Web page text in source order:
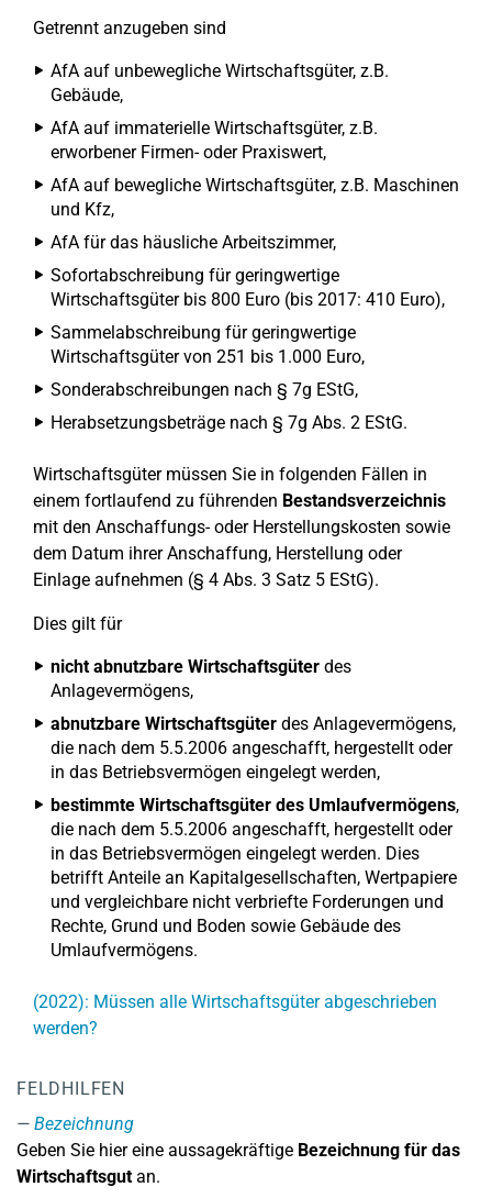
Getrennt anzugeben sind
AfA auf unbewegliche Wirtschaftsgüter, z.B.
Gebäude,
AfA auf immaterielle Wirtschaftsgüter, z.B.
erworbener Firmen- oder Praxiswert,
AfA auf bewegliche Wirtschaftsgüter, z.B. Maschinen
und Kfz,
AfA für das häusliche Arbeitszimmer,
Sofortabschreibung für geringwertige
Wirtschaftsgüter bis 800 Euro (bis 2017: 410 Euro),
Sammelabschreibung für geringwertige
Wirtschaftsgüter von 251 bis 1.000 Euro,
Sonderabschreibungen nach § 7g EStG,
Herabsetzungsbeträge nach § 7g Abs. 2 EStG.
Wirtschaftsgüter müssen Sie in folgenden Fällen in
einem fortlaufend zu führenden Bestandsverzeichnis
mit den Anschaffungs- oder Herstellungskosten sowie
dem Datum ihrer Anschaffung, Herstellung oder
Einlage aufnehmen (§ 4 Abs. 3 Satz 5 EStG).
Dies gilt für
nicht abnutzbare Wirtschaftsgüter des
Anlagevermögens,
abnutzbare Wirtschaftsgüter des Anlagevermögens,
die nach dem 5.5.2006 angeschafft, hergestellt oder
in das Betriebsvermögen eingelegt werden,
bestimmte Wirtschaftsgüter des Umlaufvermögens,
die nach dem 5.5.2006 angeschafft, hergestellt oder
in das Betriebsvermögen eingelegt werden. Dies
betrifft Anteile an Kapitalgesellschaften, Wertpapiere
und vergleichbare nicht verbriefte Forderungen und
Rechte, Grund und Boden sowie Gebäude des
Umlaufvermögens.
(2022): Müssen alle Wirtschaftsgüter abgeschrieben
werden?
FELDHILFEN
Bezeichnung
Geben Sie hier eine aussagekräftige Bezeichnung für das
Wirtschaftsgutan.